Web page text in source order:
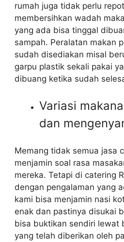
rumah juga tidak perlu
membersihkan wadah
yang ada bisa tinggal
sampah. Peralatan makan
sudah disediakan misal
garpu plastik sekali pakai
dibuang ketika sudah
Variasi
dan
Memang tidak semua jasa
menjamin soal rasa
mereka. Tetapi di catering
dengan pengalaman yang
kami bisa menjamin nasi
enak dan pastinya disukai
bisa buktikan sendiri lewat
yang telah diberikan oleh